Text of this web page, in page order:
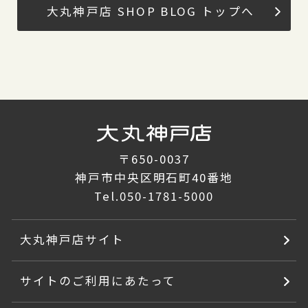
大丸神戸店 SHOP BLOG トップへ
〒650-0037
神戸市中央区明石町40番地
Tel.050-1781-5000
大丸神戸店サイト
サイトのご利用にあたって